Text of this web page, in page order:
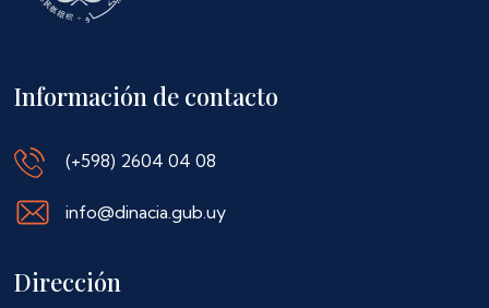
Información de contacto
(+598) 2604 04 08
info@dinacia.gub.uy
Dirección